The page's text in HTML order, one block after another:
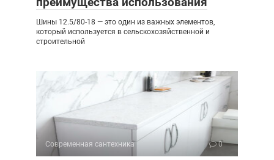
Шины 12.5/80-18 — это один из важных элементов,
который используется в сельскохозяйственной и
строительной
Современная сантехника 0